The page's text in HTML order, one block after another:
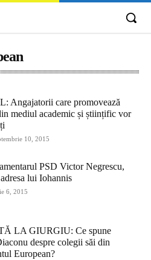
Angajatorii care promovează
mediul academic și științific vor
10, 2015
PSD Victor Negrescu,
lui Iohannis
6, 2015
LA GIURGIU: Ce spune
despre colegii săi din
European?